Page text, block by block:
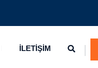
İLETİŞİM